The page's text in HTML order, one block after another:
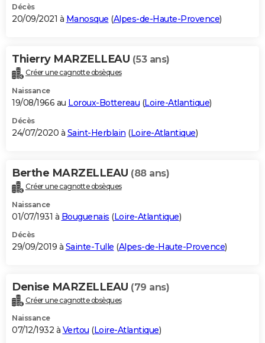
S'inscrire
Se connecter
Lycées
Collèges
Primaires
Universités
Entreprises
Service militaire
Avis de recherche
AVIS DE DÉCÈS
Bricolage
Lifestyle
Culture
Sport
Auto
Television
Voyage
Cinema
Décès
20/09/2021 à Manosque (Alpes-de-Haute-Provence)
Thierry MARZELLEAU (53 ans)
Créer une cagnotte obsèques
Naissance
19/08/1966 au Loroux-Bottereau (Loire-Atlantique)
Décès
24/07/2020 à Saint-Herblain (Loire-Atlantique)
Berthe MARZELLEAU (88 ans)
Créer une cagnotte obsèques
Naissance
01/07/1931 à Bouguenais (Loire-Atlantique)
Décès
29/09/2019 à Sainte-Tulle (Alpes-de-Haute-Provence)
Denise MARZELLEAU (79 ans)
Créer une cagnotte obsèques
Naissance
07/12/1932 à Vertou (Loire-Atlantique)